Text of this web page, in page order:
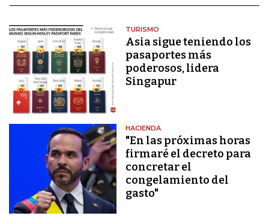
TURISMO
Asia sigue teniendo los
pasaportes más
poderosos, lidera
Singapur
HACIENDA
"En las próximas horas
firmaré el decreto para
concretar el
congelamiento del
gasto"